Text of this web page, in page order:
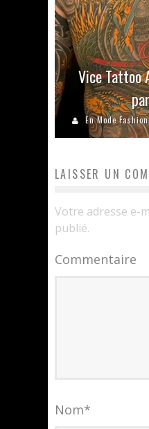
Vice Tattoo
En Mode Fashion
LAISSER UN
Votre adresse e-
publié.
Commentaire
Nom*